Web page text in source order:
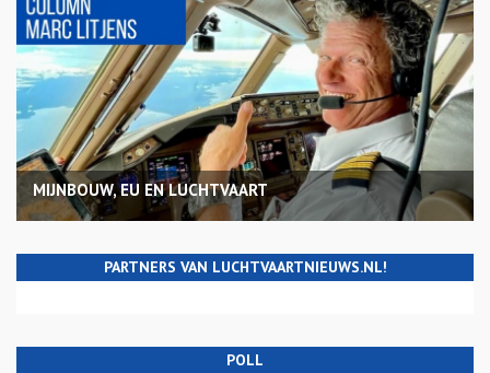
MIJNBOUW, EU EN LUCHTVAART
PARTNERS VAN LUCHTVAARTNIEUWS.NL!
POLL